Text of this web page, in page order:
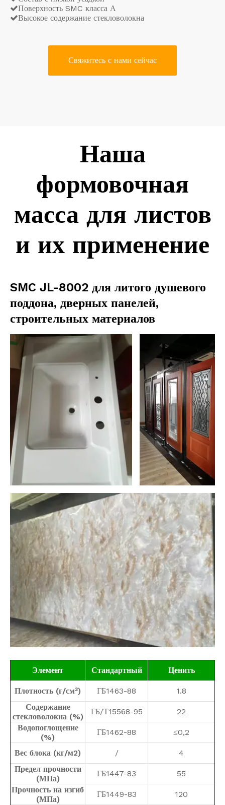
Поверхность SMC класса А
Высокое содержание стекловолокна
Свяжитесь с нами сейчас
Наша
формовочная
масса для листов
и их применение
SMC JL-8002 для литого душевого
поддона, дверных панелей,
строительных материалов
Элемент Стандартный Ценить
Плотность (г/см³) ГБ1463-88
1.8
Содержание
стекловолокна (%)
ГБ/Т15568-95
22
Водопоглощение
(%)
ГБ1462-88 ≤0,2
Вес блока (кг/м2) /
4
Предел прочности
(МПа)
ГБ1447-83
55
Прочность на изгиб
(МПа)
ГБ1449-83
120